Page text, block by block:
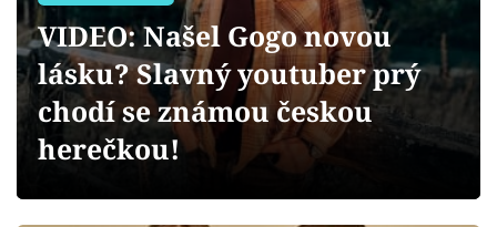
Videa
Sledujte prima+
VIDEO: Našel Gogo novou
lásku? Slavný youtuber prý
chodí se známou českou
herečkou!